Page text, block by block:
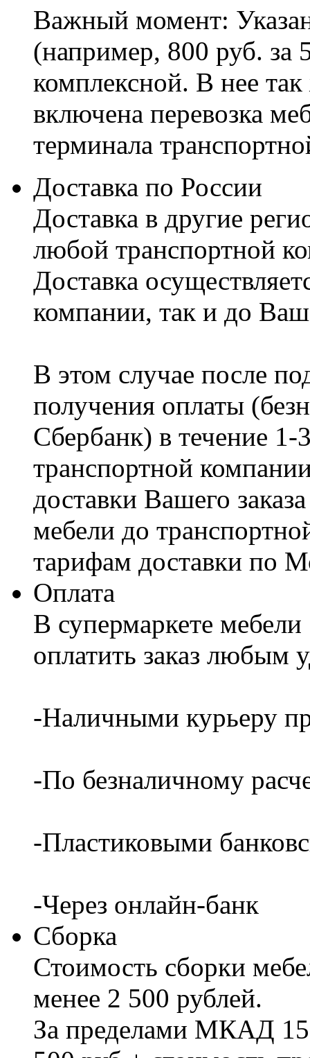
Важный момент:
(например, 800 руб. за
комплексной. В нее
включена перевозка
терминала
Доставка по России
Доставка в другие
любой транспортной
Доставка
компании, так и до
В этом случае после
получения оплаты
Сбербанк) в течение
транспортной
доставки Вашего
мебели до
тарифам доставки по
Оплата
В супермаркете
оплатить заказ любым
-Наличными курьеру
-По безналичному
-Пластиковыми
-Через онлайн-банк
Сборка
Стоимость сборки
менее 2 500 рублей.
За пределами МКАД